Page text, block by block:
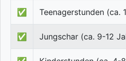
✅ Teenagerstunden (ca.
✅ Jungschar (ca. 9-12